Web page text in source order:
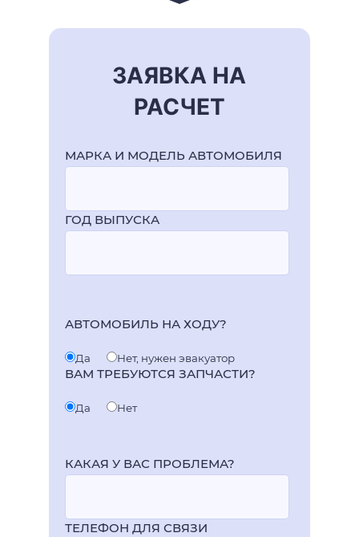
ЗАЯВКА НА
РАСЧЕТ
МАРКА И МОДЕЛЬ АВТОМОБИЛЯ
ГОД ВЫПУСКА
АВТОМОБИЛЬ НА ХОДУ?
Да Нет, нужен эвакуатор
ВАМ ТРЕБУЮТСЯ ЗАПЧАСТИ?
Да Нет
КАКАЯ У ВАС ПРОБЛЕМА?
ТЕЛЕФОН ДЛЯ СВЯЗИ